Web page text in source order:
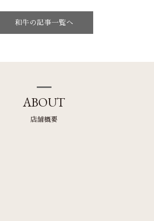
和牛の記事一覧へ
店舗概要
ABOUT